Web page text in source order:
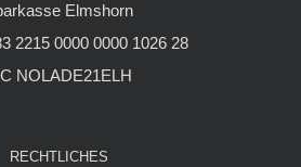
Elmshorn
2215 0000 0000 1026 28
NOLADE21ELH
RECHTLICHES